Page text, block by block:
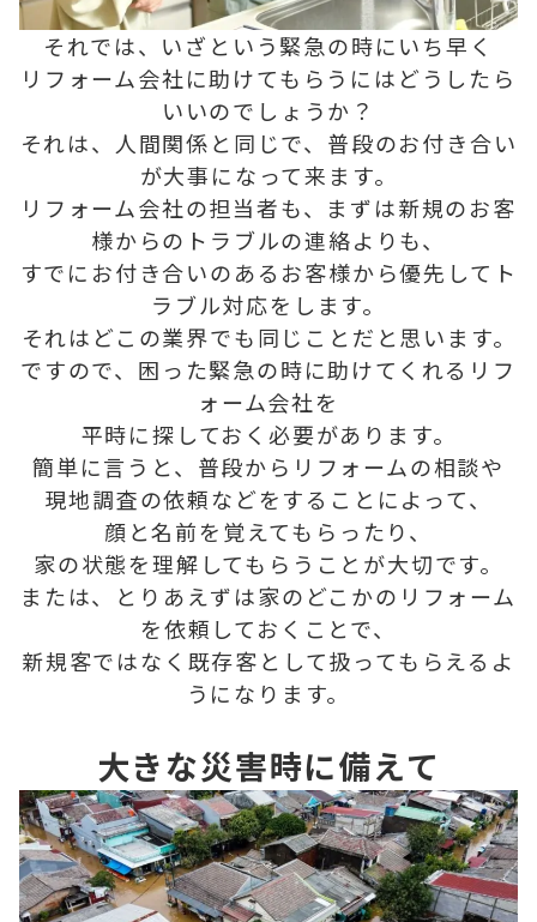
それでは、いざという緊急の時にいち早く
リフォーム会社に助けてもらうにはどうしたら
いいのでしょうか？
それは、人間関係と同じで、普段のお付き合い
が大事になって来ます。
リフォーム会社の担当者も、まずは新規のお客
様からのトラブルの連絡よりも、
すでにお付き合いのあるお客様から優先してト
ラブル対応をします。
それはどこの業界でも同じことだと思います。
ですので、困った緊急の時に助けてくれるリフ
ォーム会社を
平時に探しておく必要があります。
簡単に言うと、普段からリフォームの相談や
現地調査の依頼などをすることによって、
顔と名前を覚えてもらったり、
家の状態を理解してもらうことが大切です。
または、とりあえずは家のどこかのリフォーム
を依頼しておくことで、
新規客ではなく既存客として扱ってもらえるよ
うになります。
大きな災害時に備えて